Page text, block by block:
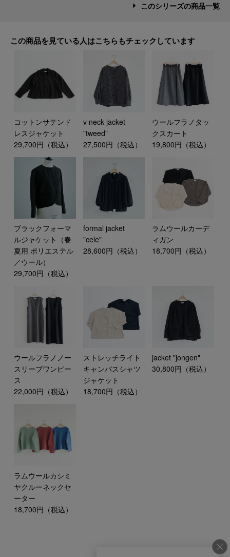
このシリーズの商品一覧
この商品を見ている人はこちらもチェックしています
コットンサテンド
レスジャケット
29,700円（税込）
v neck jacket
"tweed"
27,500円（税込）
ウールフラノタッ
クスカート
19,800円（税込）
ブラックフォーマ
ルジャケット（春
夏用 ポリエステル
／ウール）
29,700円（税込）
formal jacket
"cele"
28,600円（税込）
ラムウールカーデ
ィガン
18,700円（税込）
ウールフラノノー
スリーブワンピー
ス
22,000円（税込）
ストレッチライト
キャンバスシャツ
ジャケット
18,700円（税込）
jacket "jongen"
30,800円（税込）
ラムウールカシミ
ヤクルーネックセ
ーター
18,700円（税込）